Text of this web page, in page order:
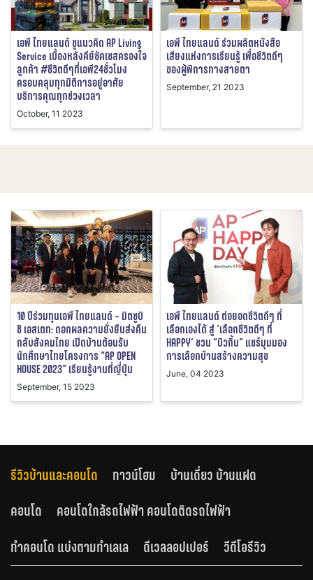
เอพี ไทยแลนด์ ชูแนวคิด AP Living
Service เบื้องหลังคีย์ซัคเซสครองใจ
ลูกค้า #ชีวิตดีๆที่เอพี24ชั่วโมง
ครอบคลุมทุกมิติการอยู่อาศัย
บริการคุณทุกช่วงเวลา
October, 11 2023
เอพี ไทยแลนด์ ร่วมผลิตหนังสือ
เสียงแห่งการเรียนรู้ เพื่อชีวิตดีๆ
ของผู้พิการทางสายตา
September, 21 2023
10 ปีร่วมทุนเอพี ไทยแลนด์ – มิตซูบิ
ชิ เอสเตท: ดอกผลความยั่งยืนส่งคืน
กลับสังคมไทย เปิดบ้านต้อนรับ
นักศึกษาไทยโครงการ “AP OPEN
HOUSE 2023” เรียนรู้งานที่ญี่ปุ่น
September, 15 2023
เอพี ไทยแลนด์ ต่อยอดชีวิตดีๆ ที่
เลือกเองได้ สู่ ‘เลือกชีวิตดีๆ ที่
HAPPY’ ชวน “บิวกิ้น” แชร์มุมมอง
การเลือกบ้านสร้างความสุข
June, 04 2023
รีวิวบ้านและคอนโด ทาวน์โฮม
บ้านเดี่ยว บ้านแฝด
คอนโด
คอนโดใกล้รถไฟฟ้า คอนโดติดรถไฟฟ้า
ทำคอนโด แบ่งตามทำเลเล
ดีเวลลอปเปอร์ วีดีโอรีวิว